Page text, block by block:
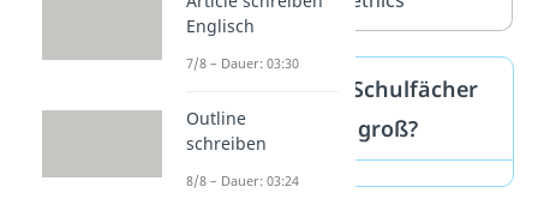
Schreibt man Schulfächer
im Englischen groß?
Englisch
7/8 – Dauer: 03:30
Outline
schreiben
8/8 – Dauer: 03:24